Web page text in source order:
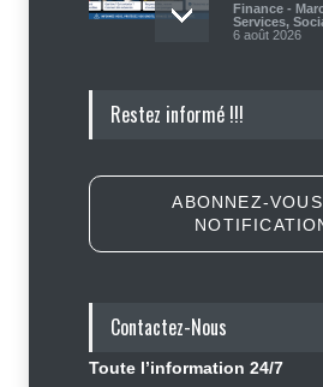
Finance -
Services,
6 août 2026
accélérer la
Appuyé par
Restez informé !!!
ABONNEZ-
Contactez-Nous
Toute l’information 24/7